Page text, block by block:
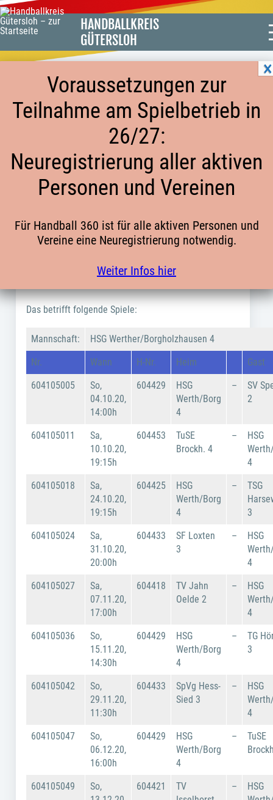
HANDBALLKREIS
GÜTERSLOH
0402 MÄNNER 1. KREISKLASSE HSG
WERTHER/BORGHOLZHAUSEN 4
ZURÜCKGEZOGEN
22.09.2020 aus der 0402 Männer 1. Kreisklasse
zurückgezogen.
Hier geht es zur Tabelle der zurückgezogenen
Das betrifft folgende Spiele:
Mannschaft:
HSG Werther/Borgholzhausen 4
Nr.
Wann H-Nr. Heim
Gast
604105005
So,
04.10.20,
14:00h
604429
HSG
Werth/Borg
4
–
SV
2
604105011
Sa,
10.10.20,
19:15h
604453
TuSE
Brockh. 4
–
HSG
4
604105018
Sa,
24.10.20,
19:15h
604425
HSG
Werth/Borg
4
–
TSG
3
604105024
Sa,
31.10.20,
20:00h
604433
SF Loxten
3
–
HSG
4
604105027
Sa,
07.11.20,
17:00h
604418
TV Jahn
Oelde 2
–
HSG
4
604105036
So,
15.11.20,
14:30h
604429
HSG
Werth/Borg
4
–
TG
3
604105042
So,
29.11.20,
11:30h
604433
SpVg Hess-
Sied 3
–
HSG
4
604105047
So,
06.12.20,
16:00h
604429
HSG
Werth/Borg
4
–
TuSE
604105049
So,
604421
TV
–
HSG
Voraussetzungen zur
Teilnahme am Spielbetrieb in
26/27:
Neuregistrierung aller aktiven
Personen und Vereinen
Für Handball 360 ist für alle aktiven Personen und
Vereine eine Neuregistrierung notwendig.
Weiter Infos hier